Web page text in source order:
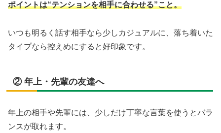
ポイントは“テンションを相手に合わせる”こと。
いつも明るく話す相手なら少しカジュアルに、落ち着いた
タイプなら控えめにすると好印象です。
② 年上・先輩の友達へ
年上の相手や先輩には、少しだけ丁寧な言葉を使うとバラ
ンスが取れます。